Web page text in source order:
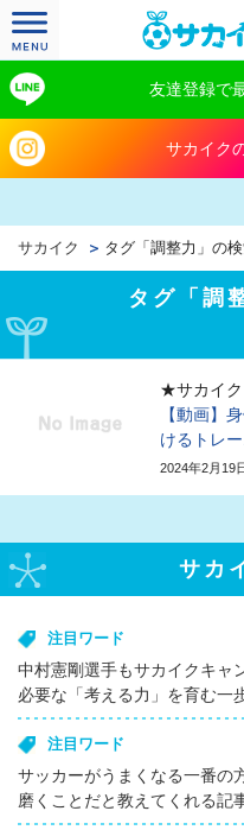
友達登録で
サカイク
サカイク タグ「調整力」の
タグ「調
★サカイク
【動画】
けるトレ
2024年2月19
サカ
注目ワード
中村憲剛選手もサカイクキ
必要な「考える力」を育む一
注目ワード
サッカーがうまくなる一番の
磨くことだと教えてくれる記